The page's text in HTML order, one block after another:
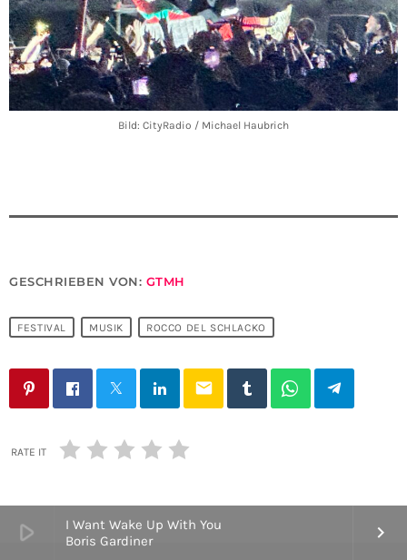
play_arrow
I Want Wake Up With You
Boris Gardiner
keyboard_arrow_right
Bild: CityRadio / Michael Haubrich
GESCHRIEBEN VON: GTMH
FESTIVAL MUSIK ROCCO DEL SCHLACKO
email
RATE IT